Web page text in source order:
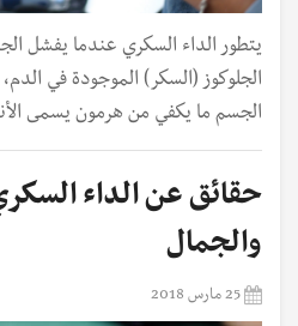
يتطور الداء السكري عندما يفشل
الجلوكوز (السكر) الموجودة في
الجسم ما يكفي من هرمون يسمى
حقائق عن الداء
والجمال
25 مارس 2018